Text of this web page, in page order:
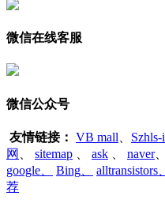
微信在线客服
微信公众号
友情链接： VB mall Szhls-
网
sitemap ask naver、
google
Bing alltransistors
荐